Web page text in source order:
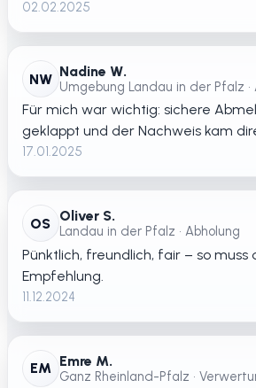
02.02.2025
NW Nadine W.
Umgebung Landau in der Pfalz
Für mich war wichtig: sichere
geklappt und der Nachweis kam
17.01.2025
OS Oliver S.
Landau in der Pfalz • Abholung
Pünktlich, freundlich, fair – so muss
Empfehlung.
11.12.2024
EM Emre M.
Ganz Rheinland-Pfalz •